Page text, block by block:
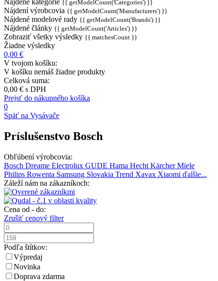
Nájdené kategórie {{ getModelCount('Categories') }}
Nájdení výrobcovia {{ getModelCount('Manufacturers') }}
Nájdené modelové rady {{ getModelCount('Brands') }}
Nájdené články {{ getModelCount('Articles') }}
Zobraziť všetky výsledky {{ matchesCount }}
Žiadne výsledky
0,00 €
V tvojom košíku:
V košíku nemáš žiadne produkty
Celková suma:
0,00 € s DPH
Prejsť do nákupného košíka
0
Späť na Vysávače
Príslušenstvo Bosch
Obľúbení výrobcovia:
Bosch Dreame Electrolux GUDE Hama Hecht KärcherMiele
Philips Rowenta Samsung Slovakia Trend Xavax Xiaomi ďalšie...
Záleží nám na zákazníkoch:
Cena od - do:
Zrušiť cenový filter
Podľa štítkov:
Výpredaj
Novinka
Doprava zdarma